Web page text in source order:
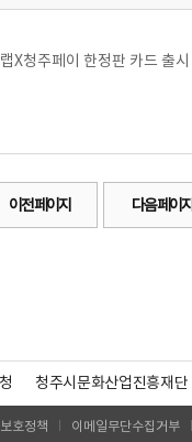
X청주페이 한정판 카드 출시
이전 페이지 다음 페이지
청주시문화산업진흥재단
호정책 이메일무단수집거부